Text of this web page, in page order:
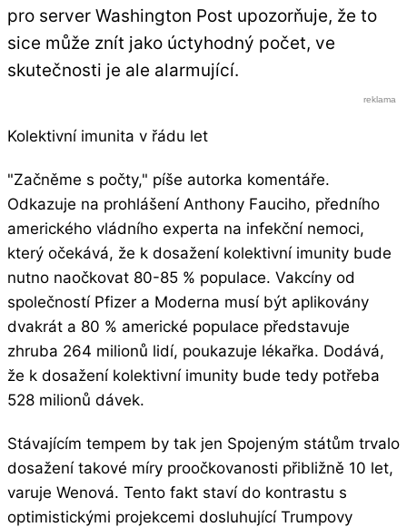
pro server Washington Post upozorňuje, že to
sice může znít jako úctyhodný počet, ve
skutečnosti je ale alarmující.
Kolektivní imunita v řádu let
"Začněme s počty," píše autorka komentáře.
Odkazuje na prohlášení Anthony Fauciho, předního
amerického vládního experta na infekční nemoci,
který očekává, že k dosažení kolektivní imunity bude
nutno naočkovat 80-85 % populace. Vakcíny od
společností Pfizer a Moderna musí být aplikovány
dvakrát a 80 % americké populace představuje
zhruba 264 milionů lidí, poukazuje lékařka. Dodává,
že k dosažení kolektivní imunity bude tedy potřeba
528 milionů dávek.
Stávajícím tempem by tak jen Spojeným státům trvalo
dosažení takové míry proočkovanosti přibližně 10 let,
varuje Wenová. Tento fakt staví do kontrastu s
optimistickými projekcemi dosluhující Trumpovy